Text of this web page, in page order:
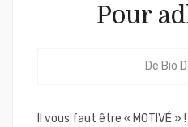
Pour
De Bio
Il vous faut être « MOTIVÉ »